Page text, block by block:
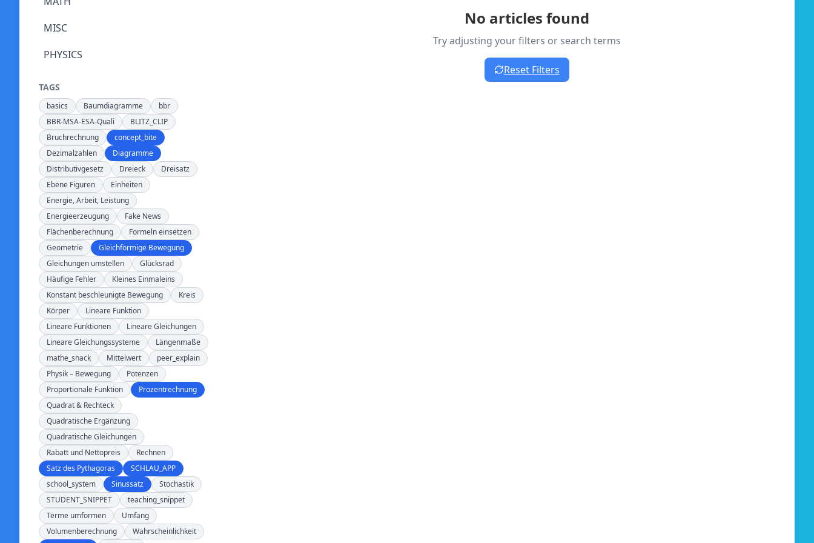
MISC
PHYSICS
TAGS
basics Baumdiagramme
bbr
BBR-MSA-ESA-Quali
BLITZ_CLIP
Bruchrechnung
concept_bite
Dezimalzahlen
Diagramme
Distributivgesetz
Dreieck
Dreisatz
Ebene Figuren
Einheiten
Energie, Arbeit, Leistung
Energieerzeugung
Fake News
Flächenberechnung
Formeln einsetzen
Geometrie
Gleichförmige Bewegung
Gleichungen umstellen
Glücksrad
Häufige Fehler
Kleines Einmaleins
Konstant beschleunigte Bewegung
Kreis
Körper
Lineare Funktion
Lineare Funktionen
Lineare Gleichungen
Lineare Gleichungssysteme
Längenmaße
mathe_snack
Mittelwert
peer_explain
Physik – Bewegung
Potenzen
Proportionale Funktion
Prozentrechnung
Quadrat & Rechteck
Quadratische Ergänzung
Quadratische Gleichungen
Rabatt und Nettopreis
Rechnen
Satz des Pythagoras
SCHLAU_APP
school_system
Sinussatz
Stochastik
STUDENT_SNIPPET
teaching_snippet
Terme umformen
Umfang
Volumenberechnung
Wahrscheinlichkeit
No articles found
Try adjusting your filters or search terms
Reset Filters